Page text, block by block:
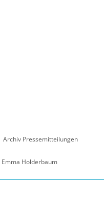
Archiv Pressemitteilungen
Holderbaum